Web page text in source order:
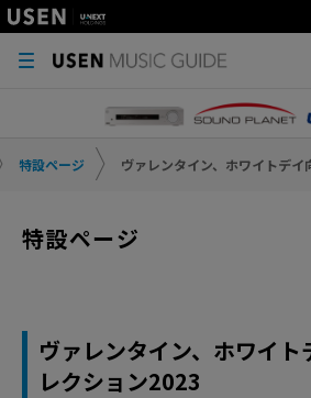
特設ページ ヴァレンタイン、ホワイトデ
特設ページ
ヴァレンタイン、ホワイト
レクション2023